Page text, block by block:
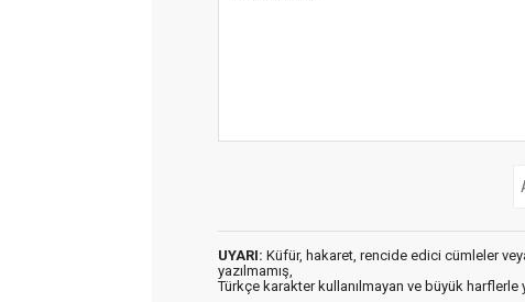
UYARI: Küfür, hakaret, rencide edici cümleler
yazılmamış,
Türkçe karakter kullanılmayan ve büyük harflerle